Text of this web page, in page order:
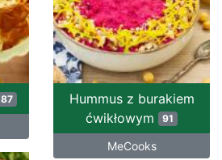
87
Hummus z burakiem
ćwikłowym 91
MeCooks